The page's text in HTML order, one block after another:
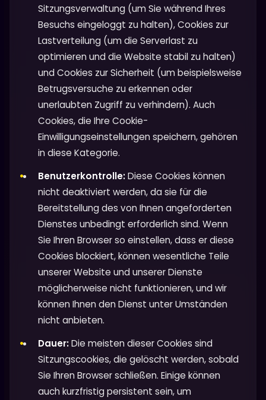
Sitzungsverwaltung (um Sie während Ihres
Besuchs eingeloggt zu halten), Cookies zur
Lastverteilung (um die Serverlast zu
optimieren und die Website stabil zu halten)
und Cookies zur Sicherheit (um beispielsweise
Betrugsversuche zu erkennen oder
unerlaubten Zugriff zu verhindern). Auch
Cookies, die Ihre Cookie-
Einwilligungseinstellungen speichern, gehören
in diese Kategorie.
Benutzerkontrolle:Diese Cookies können
nicht deaktiviert werden, da sie für die
Bereitstellung des von Ihnen angeforderten
Dienstes unbedingt erforderlich sind. Wenn
Sie Ihren Browser so einstellen, dass er diese
Cookies blockiert, können wesentliche Teile
unserer Website und unserer Dienste
möglicherweise nicht funktionieren, und wir
können Ihnen den Dienst unter Umständen
nicht anbieten.
Dauer:Die meisten dieser Cookies sind
Sitzungscookies, die gelöscht werden, sobald
Sie Ihren Browser schließen. Einige können
auch kurzfristig persistent sein, um